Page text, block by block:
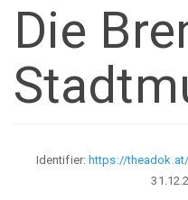
Die
Identifier:https://